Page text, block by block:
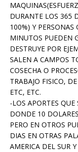
DURANTE LOS 365
100%) Y
MINUTOS PUEDEN
DESTRUYE POR
SALEN A CAMPOS
COSECHA O
TRABAJO FISICO,
ETC, ETC.
-LOS APORTES
DONDE 10
PERO EN OTROS
DIAS EN OTRAS
AMERICA DEL SUR